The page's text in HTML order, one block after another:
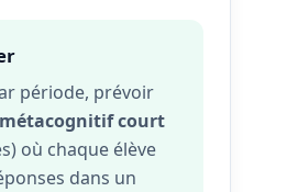
période, prévoir
court
où chaque élève
dans un